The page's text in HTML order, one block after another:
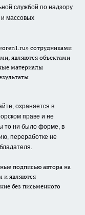
службой по надзору
массовых
сотрудниками
являются объектами
материалы
охраняется в
праве и не
то ни было форме, в
переработке не
подписью автора на
и являются
без письменного